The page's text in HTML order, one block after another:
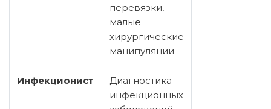
перевязки,
малые
хирургические
манипуляции
Инфекционист
Диагностика
инфекционных